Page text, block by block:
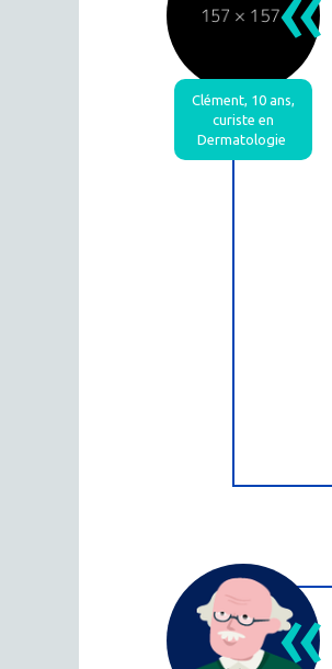
Clément, 10 ans,
curiste en
Dermatologie